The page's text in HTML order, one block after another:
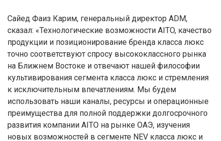
Сайед Фаиз Карим, генеральный директор ADM,
сказал: «Технологические возможности AITO, качество
продукции и позиционирование бренда класса люкс
точно соответствуют спросу высококлассного рынка
на Ближнем Востоке и отвечают нашей философии
культивирования сегмента класса люкс и стремления
к исключительным впечатлениям. Мы будем
использовать наши каналы, ресурсы и операционные
преимущества для полной поддержки долгосрочного
развития компании AITO на рынке ОАЭ, изучения
новых возможностей в сегменте NEV класса люкс и